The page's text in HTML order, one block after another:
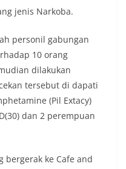
jenis Narkoba.
personil gabungan
10 orang
dilakukan
tersebut di dapati
(Pil Extacy)
dan 2 perempuan
bergerak ke Cafe and